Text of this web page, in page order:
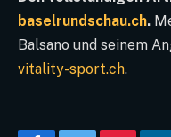
baselrundschau.ch.
Balsano und seinem
vitality-sport.ch.